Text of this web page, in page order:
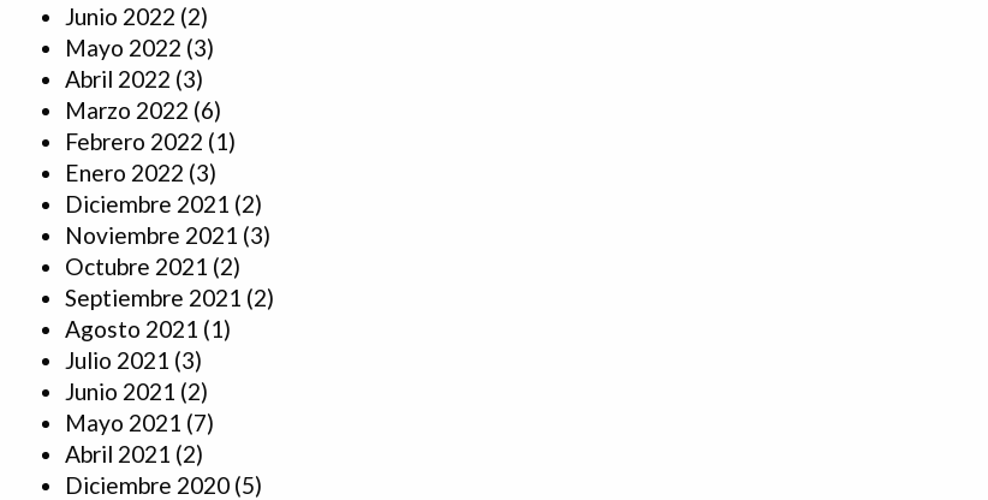
Junio 2022 (2)
Mayo 2022 (3)
Abril 2022 (3)
Marzo 2022 (6)
Febrero 2022 (1)
Enero 2022 (3)
Diciembre 2021 (2)
Noviembre 2021 (3)
Octubre 2021 (2)
Septiembre 2021 (2)
Agosto 2021 (1)
Julio 2021 (3)
Junio 2021 (2)
Mayo 2021 (7)
Abril 2021 (2)
Diciembre 2020 (5)